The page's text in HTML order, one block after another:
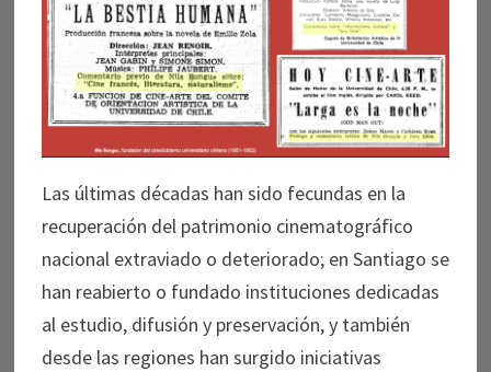
Las últimas décadas han sido fecundas en la
recuperación del patrimonio cinematográfico
nacional extraviado o deteriorado; en Santiago se
han reabierto o fundado instituciones dedicadas
al estudio, difusión y preservación, y también
desde las regiones han surgido iniciativas